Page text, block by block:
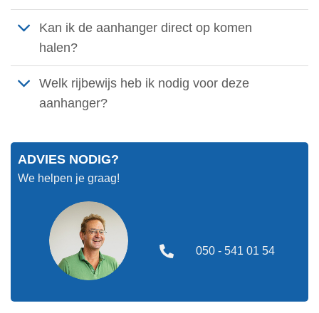
Kan ik de aanhanger direct op komen
halen?
Welk rijbewijs heb ik nodig voor deze
aanhanger?
ADVIES NODIG?
We helpen je graag!
050 - 541 01 54